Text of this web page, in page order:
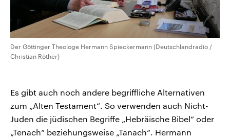
Der Göttinger Theologe Hermann Spieckermann (Deutschlandradio /
Christian Röther)
Es gibt auch noch andere begriffliche Alternativen
zum „Alten Testament“. So verwenden auch Nicht-
Juden die jüdischen Begriffe „Hebräische Bibel“ oder
„Tenach“ beziehungsweise „Tanach“. Hermann